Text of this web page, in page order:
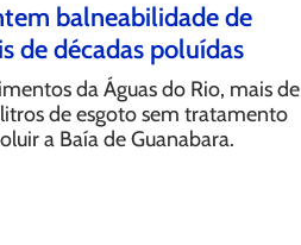
balneabilidade de
de décadas poluídas
da Águas do Rio, mais de
de esgoto sem tratamento
a Baía de Guanabara.